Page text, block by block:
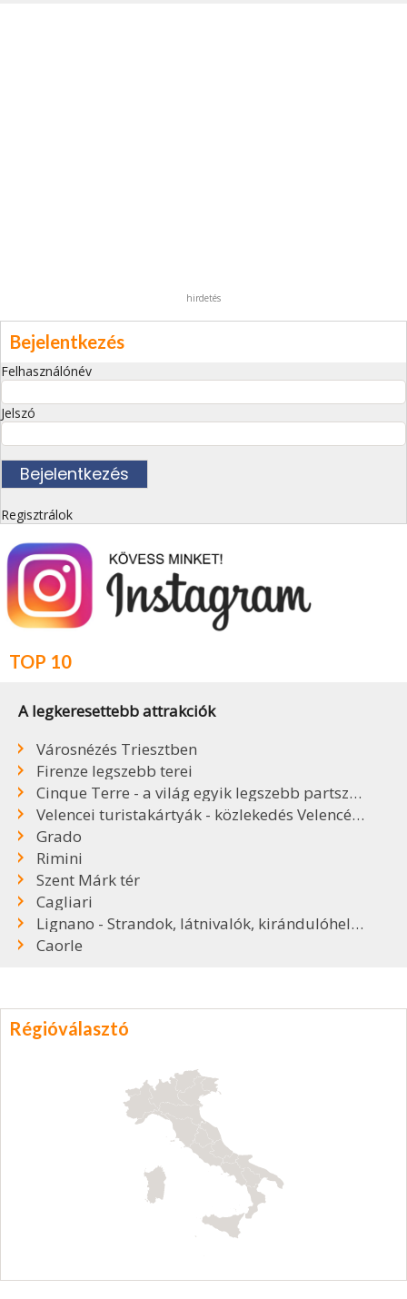
hirdetés
Bejelentkezés
Felhasználónév
Jelszó
Regisztrálok
TOP 10
A legkeresettebb attrakciók
Városnézés Triesztben
Firenze legszebb terei
Cinque Terre - a világ egyik legszebb partszakasza
Velencei turistakártyák - közlekedés Velencében
Grado
Rimini
Szent Márk tér
Cagliari
Lignano - Strandok, látnivalók, kirándulóhelyek
Caorle
Régióválasztó